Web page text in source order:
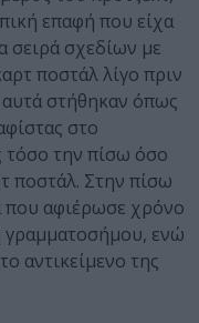
επαφή που είχα
σειρά σχεδίων με
ποστάλ λίγο πριν
στήθηκαν όπως
στο
την πίσω όσο
ποστάλ. Στην πίσω
που αφιέρωσε χρόνο
γραμματοσήμου, ενώ
αντικείμενο της